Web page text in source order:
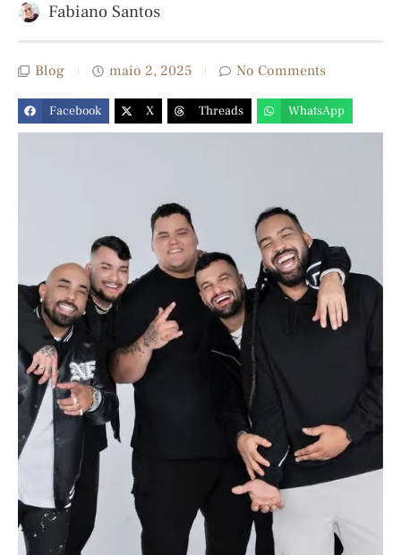
Fabiano Santos
Blog maio 2, 2025 No Comments
Facebook X Threads WhatsApp